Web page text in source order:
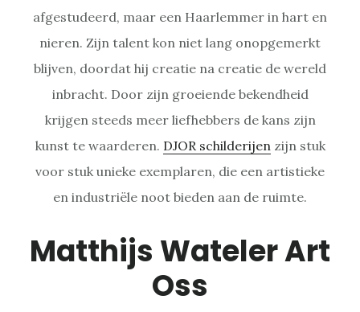
afgestudeerd, maar een Haarlemmer in hart en
nieren. Zijn talent kon niet lang onopgemerkt
blijven, doordat hij creatie na creatie de wereld
inbracht. Door zijn groeiende bekendheid
krijgen steeds meer liefhebbers de kans zijn
kunst te waarderen. DJOR schilderijen zijn stuk
voor stuk unieke exemplaren, die een artistieke
en industriële noot bieden aan de ruimte.
Matthijs Wateler Art
Oss